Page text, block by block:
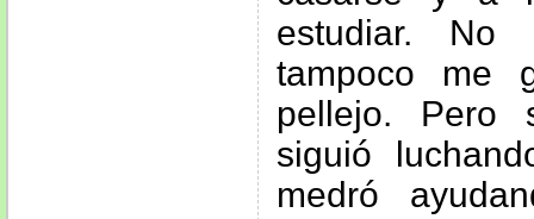
estudiar.
tampoco me
pellejo. Pero
siguió
medró